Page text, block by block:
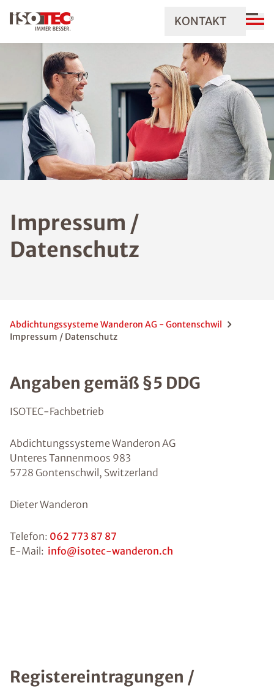
KONTAKT
Impressum /
Datenschutz
Abdichtungssysteme Wanderon AG - Gontenschwil
Impressum / Datenschutz
Angaben gemäß §5 DDG
ISOTEC-Fachbetrieb
Abdichtungssysteme Wanderon AG
Unteres Tannenmoos 983
5728 Gontenschwil, Switzerland
Dieter Wanderon
Telefon: 062 773 87 87
E-Mail: info@isotec-wanderon.ch
Registereintragungen /